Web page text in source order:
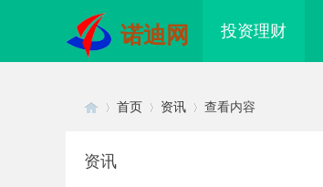
诺迪网 投资理财
首页 资讯 查看内容
资讯